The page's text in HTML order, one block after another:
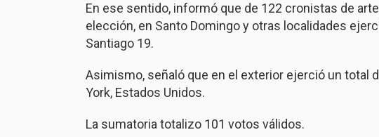
En ese sentido, informó que de 122 cronistas de
elección, en Santo Domingo y otras localidades
Santiago 19.
Asimismo, señaló que en el exterior ejerció un total
York, Estados Unidos.
La sumatoria totalizo 101 votos válidos.